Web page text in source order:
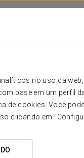
no uso da
base em um perfil
de cookies. Você
clicando em